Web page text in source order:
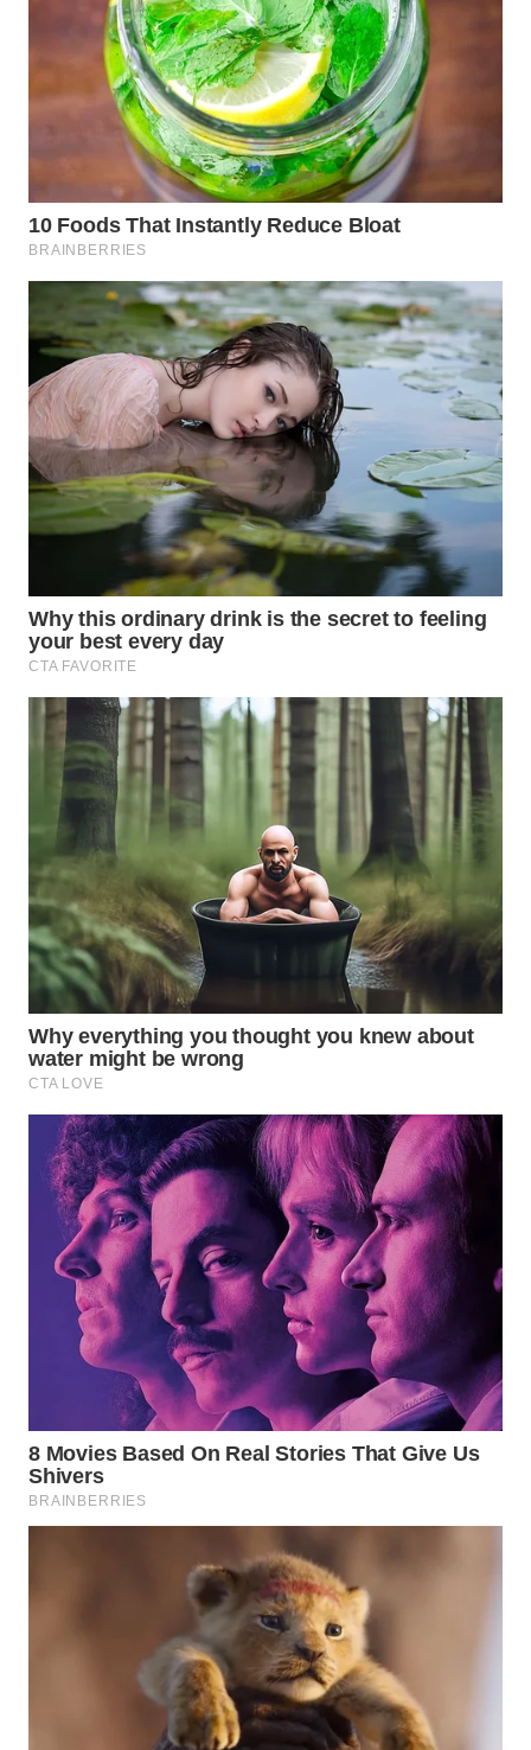
TAPANULI
SELATAN
WN
TANJUNG
LESUNG
WN
KARO
WN
SIMALUNGUN
WN
LABUHANBATU
TAPANULI
TENGAH
WN DELI
SERDANG
WN
TEBING
TINGGI
WN
PAKPAK
WN
KARAWANG
WN
BEKASI
WN
BOGOR
WN
DEPOK
WN
TAPANULI
UTARA